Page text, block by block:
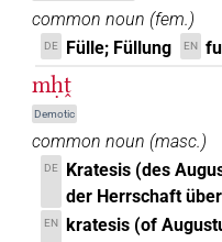
common noun (fem.)
DE Fülle; Füllung EN
mḥṱ
Demotic
common noun (masc.)
DE
Kratesis (des
der Herrschaft
EN
kratesis (of